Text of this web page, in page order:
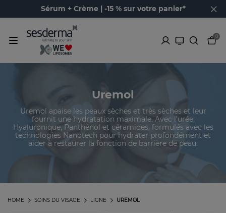
Sérum + Crème | -15 % sur votre panier*
0
Uremol
Uremol apaise les peaux sèches et très sèches et leur
fournit une hydratation maximale. Avec l'urée,
Hyaluronique, Panthénol et céramides, formulés avec les
technologies Nanotech pour hydrater profondément et
aider à restaurer la fonction de barrière de peau.
UREMOL
LIGNE
SOINS DU VISAGE
HOME